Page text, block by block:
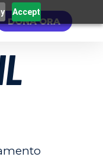
Accept
DONA ORA